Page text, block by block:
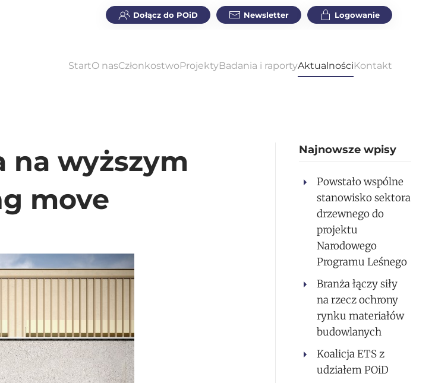
Dołącz do POiD Newsletter Logowanie
StartO nasCzłonkostwoProjektyBadania i raportyAktualnościKontakt
na wyższym
move
Najnowsze wpisy
Powstało wspólne
stanowisko sektora
drzewnego do
projektu
Narodowego
Programu Leśnego
Branża łączy siły
na rzecz ochrony
rynku materiałów
budowlanych
Koalicja ETS z
udziałem POiD